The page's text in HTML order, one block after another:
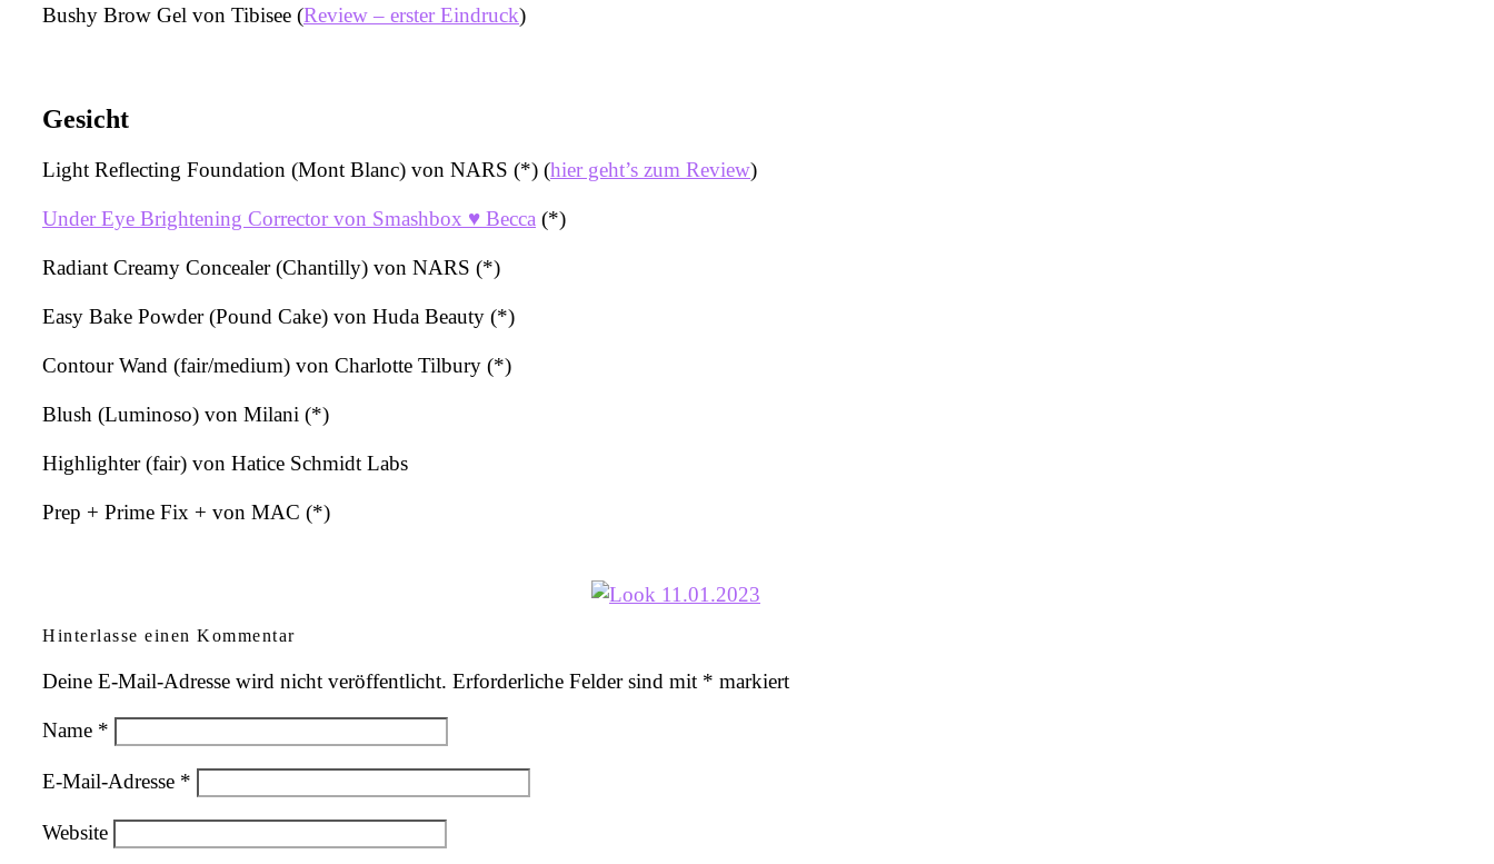
Bushy Brow Gel von Tibisee (Review – erster Eindruck)
Gesicht
Light Reflecting Foundation (Mont Blanc) von NARS (*) (hier geht’s zum Review)
Under Eye Brightening Corrector von Smashbox ♥ Becca (*)
Radiant Creamy Concealer (Chantilly) von NARS (*)
Easy Bake Powder (Pound Cake) von Huda Beauty (*)
Contour Wand (fair/medium) von Charlotte Tilbury (*)
Blush (Luminoso) von Milani (*)
Highlighter (fair) von Hatice Schmidt Labs
Prep + Prime Fix + von MAC (*)
Hinterlasse einen Kommentar
Deine E-Mail-Adresse wird nicht veröffentlicht. Erforderliche Felder sind mit * markiert
Name *
E-Mail-Adresse *
Website